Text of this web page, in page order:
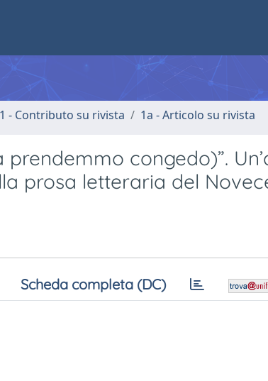
1 - Contributo su rivista 1a - Articolo su rivista
congedo)”.
prosa letteraria del
Scheda completa (DC)